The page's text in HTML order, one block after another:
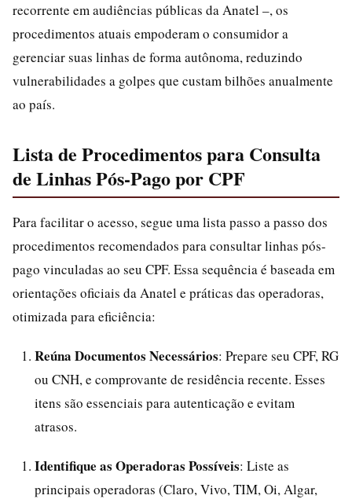
recorrente em audiências públicas da Anatel –, os
procedimentos atuais empoderam o consumidor a
gerenciar suas linhas de forma autônoma, reduzindo
vulnerabilidades a golpes que custam bilhões anualmente
ao país.
Lista de Procedimentos para Consulta
de Linhas Pós-Pago por CPF
Para facilitar o acesso, segue uma lista passo a passo dos
procedimentos recomendados para consultar linhas pós-
pago vinculadas ao seu CPF. Essa sequência é baseada em
orientações oficiais da Anatel e práticas das operadoras,
otimizada para eficiência:
Reúna Documentos Necessários: Prepare seu CPF, RG
ou CNH, e comprovante de residência recente. Esses
itens são essenciais para autenticação e evitam
atrasos.
Identifique as Operadoras Possíveis: Liste as
principais operadoras (Claro, Vivo, TIM, Oi, Algar,